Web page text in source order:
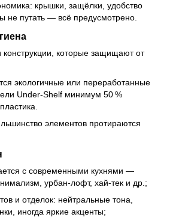
крышки, защёлки, удобство
не путать — всё предусмотрено.
которые защищают от
экологичные или переработанные
Under‑Shelf минимум 50 %
элементов протираются
с современными кухнями —
урбан‑лофт, хай‑тек и др.;
и отделок: нейтральные тона,
иногда яркие акценты;